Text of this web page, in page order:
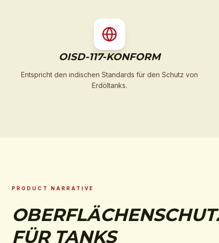
OISD-117-KONFORM
Entspricht den indischen Standards für den Schutz von
Erdöltanks.
PRODUCT NARRATIVE
FÜR TANKS